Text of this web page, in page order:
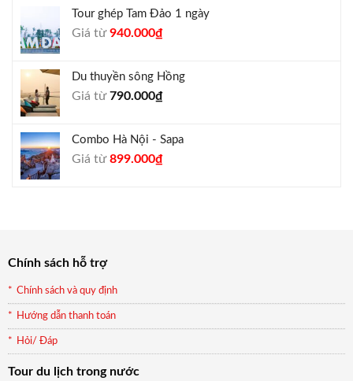
1.800.000₫. là:
Tour ghép Tam Đảo 1 ngày
Giá từGiá
1.000.000₫.
940.000₫Giá
là:
Du thuyền sông Hồng
Giá từ790.000₫
Combo Hà Nội - Sapa
Giá từGiá
899.000₫Giá
Chính sách hỗ trợ
Chính sách và quy định
Hướng dẫn thanh toán
Hỏi/ Đáp
Tour du lịch trong nước